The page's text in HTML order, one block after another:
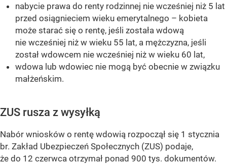
nabycie prawa do renty rodzinnej nie wcześniej niż 5 lat
przed osiągnieciem wieku emerytalnego – kobieta
może starać się o rentę, jeśli została wdową
nie wcześniej niż w wieku 55 lat, a mężczyzna, jeśli
został wdowcem nie wcześniej niż w wieku 60 lat,
wdowa lub wdowiec nie mogą być obecnie w związku
małżeńskim.
ZUS rusza z wysyłką
Nabór wniosków o rentę wdowią rozpoczął się 1 stycznia
br. Zakład Ubezpieczeń Społecznych (ZUS) podaje,
że do 12 czerwca otrzymał ponad 900 tys. dokumentów.